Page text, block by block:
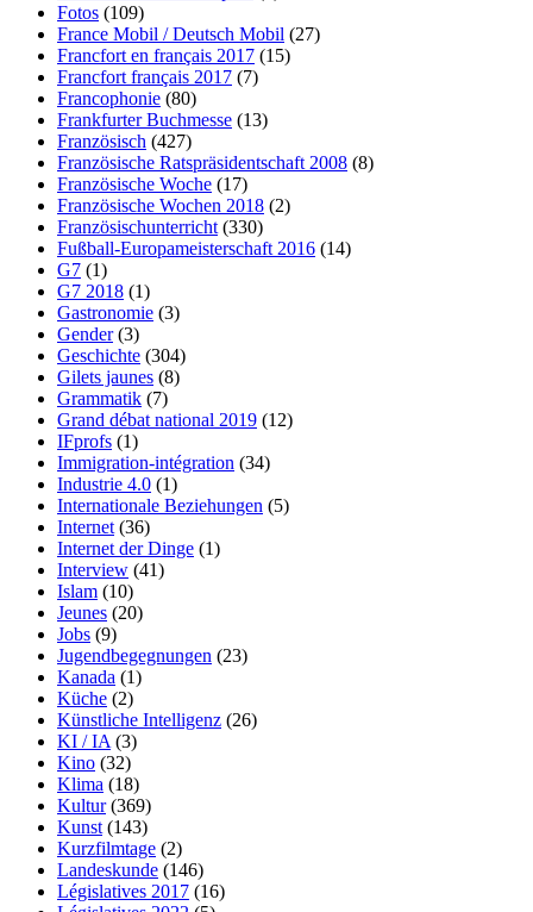
Fotos (109)
France Mobil / Deutsch Mobil (27)
Francfort en français 2017 (15)
Francfort français 2017 (7)
Francophonie (80)
Frankfurter Buchmesse (13)
Französisch (427)
Französische Ratspräsidentschaft 2008 (8)
Französische Woche (17)
Französische Wochen 2018 (2)
Französischunterricht (330)
Fußball-Europameisterschaft 2016 (14)
G7 (1)
G7 2018 (1)
Gastronomie (3)
Gender(3)
Geschichte (304)
Gilets jaunes (8)
Grammatik (7)
Grand débat national 2019 (12)
IFprofs (1)
Immigration-intégration (34)
Industrie 4.0 (1)
Internationale Beziehungen (5)
Internet (36)
Internet der Dinge (1)
Interview (41)
Islam (10)
Jeunes (20)
Jobs (9)
Jugendbegegnungen (23)
Kanada (1)
Küche (2)
Künstliche Intelligenz (26)
KI / IA (3)
Kino (32)
Klima (18)
Kultur(369)
Kunst (143)
Kurzfilmtage (2)
Landeskunde (146)
Législatives 2017 (16)